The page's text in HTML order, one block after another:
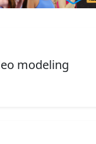
modeling